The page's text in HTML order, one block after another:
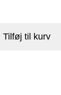
Tilføj til kurv